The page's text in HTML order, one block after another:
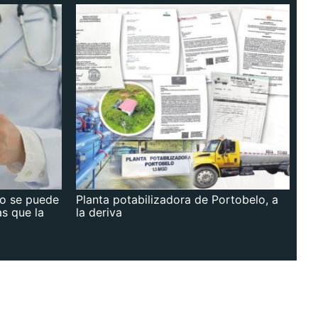
se puede
que la
Planta potabilizadora de Portobelo, a
la deriva